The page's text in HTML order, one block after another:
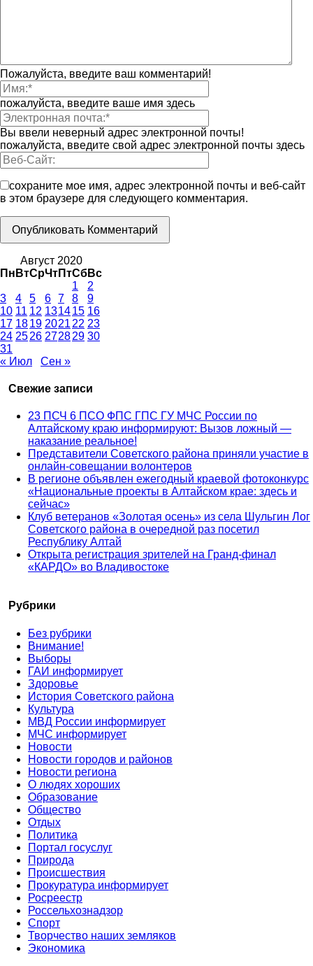
Пожалуйста, введите ваш комментарий!
пожалуйста, введите ваше имя здесь
Вы ввели неверный адрес электронной почты!
пожалуйста, введите свой адрес электронной почты здесь
сохраните мое имя, адрес электронной почты и веб-сайт
в этом браузере для следующего комментария.
Август 2020
Пн ВтСрЧтПтСбВс
1
2
3
4 5 6 7 8
9
10 11 12 131415 16
17 1819 2021 22 23
24 2526 272829 30
31
« Июл
Сен »
Свежие записи
23 ПСЧ 6 ПСО ФПС ГПС ГУ МЧС России по
Алтайскому краю информируют: Вызов ложный —
наказание реальное!
Представители Советского района приняли участие в
онлайн-совещании волонтеров
В регионе объявлен ежегодный краевой фотоконкурс
«Национальные проекты в Алтайском крае: здесь и
сейчас»
Клуб ветеранов «Золотая осень» из села Шульгин Лог
Советского района в очередной раз посетил
Республику Алтай
Открыта регистрация зрителей на Гранд-финал
«КАРДО» во Владивостоке
Рубрики
Без рубрики
Внимание!
Выборы
ГАИ информирует
Здоровье
История Советского района
Культура
МВД России информирует
МЧС информирует
Новости
Новости городов и районов
Новости региона
О людях хороших
Образование
Общество
Отдых
Политика
Портал госуслуг
Природа
Происшествия
Прокуратура информирует
Росреестр
Россельхознадзор
Спорт
Творчество наших земляков
Экономика